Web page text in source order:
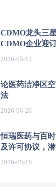
CDMO龙头三
CDMO企业迎
2026-05-12
论医药洁净区
法
2026-06-26
恒瑞医药与百
及许可协议，
2026-05-18